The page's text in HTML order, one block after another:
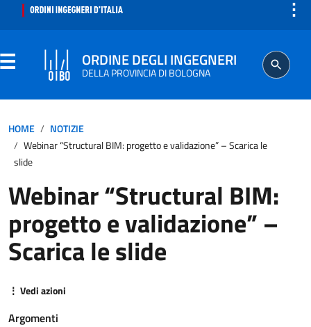
⋮
ORDINE DEGLI INGEGNERI
DELLA PROVINCIA DI BOLOGNA
ISCRITTO
PROFESSIONE
HOME
NOTIZIE
Webinar “Structural BIM: progetto e validazione” – Scarica le
slide
Webinar “Structural BIM:
progetto e validazione” –
Scarica le slide
⋮ Vedi azioni
Argomenti